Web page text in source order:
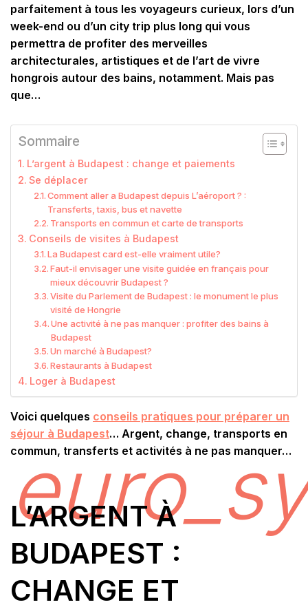
parfaitement à tous les voyageurs curieux, lors d’un
week-end ou d’un city trip plus long qui vous
permettra de profiter des merveilles
architecturales, artistiques et de l’art de vivre
hongrois autour des bains, notamment. Mais pas
que…
Sommaire
L’argent à Budapest : change et paiements
Se déplacer
Comment aller a Budapest depuis L’aéroport ? :
Transferts, taxis, bus et navette
Transports en commun et carte de transports
Conseils de visites à Budapest
La Budapest card est-elle vraiment utile?
Faut-il envisager une visite guidée en français pour
mieux découvrir Budapest ?
Visite du Parlement de Budapest : le monument le plus
visité de Hongrie
Une activité à ne pas manquer : profiter des bains à
Budapest
Un marché à Budapest?
Restaurants à Budapest
Loger à Budapest
Voici quelques conseils pratiques pour préparer un
séjour à Budapest… Argent, change, transports en
commun, transferts et activités à ne pas manquer…
L’ARGENT À
BUDAPEST :
CHANGE ET